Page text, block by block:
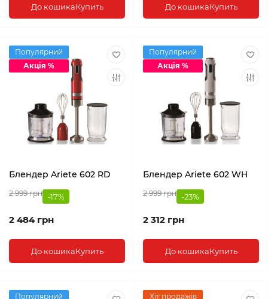
До кошикаКупить До кошикаКупить
Популярний
Акція %
Блендер Ariete 602 RD
2 999 грн -17%
2 484 грн
До кошикаКупить
Популярний
Акція %
Блендер Ariete 602 WH
2 999 грн -23%
2 312 грн
До кошикаКупить
Популярний
Хіт продажів